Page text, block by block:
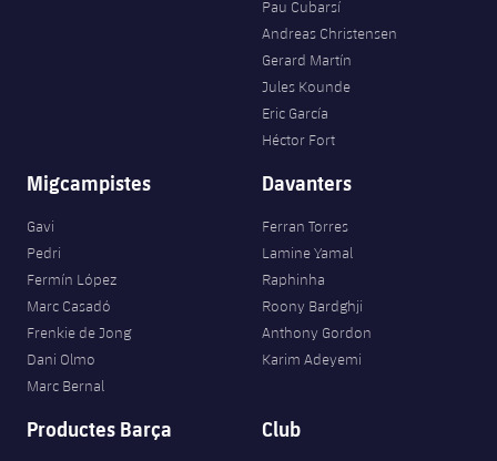
Classificació
Apunta't a les amateurs
Carnet de l'Esportista Amateur
VALORANT Game Changers
eFootball
Pau Cubarsí
Andreas Christensen
Gerard Martín
Jules Kounde
Eric García
Héctor Fort
Migcampistes
Gavi
Pedri
Fermín López
Marc Casadó
Frenkie de Jong
Dani Olmo
Marc Bernal
Davanters
Ferran Torres
Lamine Yamal
Raphinha
Roony Bardghji
Anthony Gordon
Karim Adeyemi
Productes Barça Club